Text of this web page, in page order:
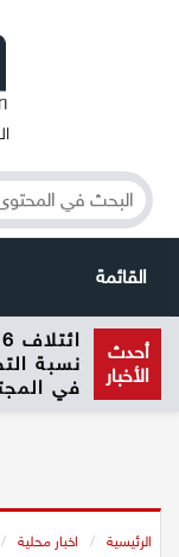
القائمة
أخبار محلية
الرامة
عيلبون
أحدث
الأخبار
نسبة
في
الرئيسية / اخبار محلية
/